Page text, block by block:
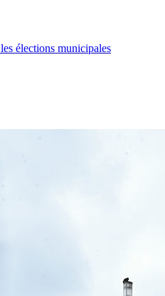
élections municipales